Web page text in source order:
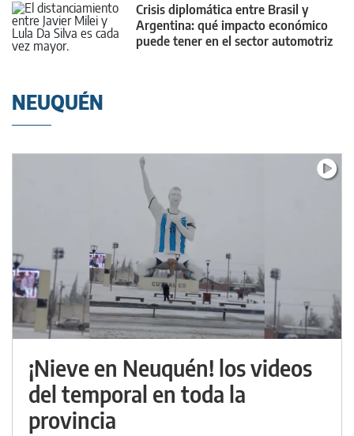
Crisis diplomática entre Brasil y
Argentina: qué impacto económico
puede tener en el sector automotriz
NEUQUÉN
¡Nieve en Neuquén! los videos
del temporal en toda la
provincia